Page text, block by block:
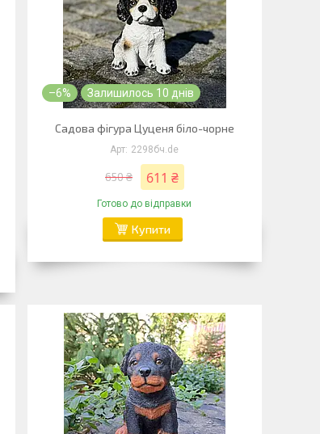
–6% Залишилось 10 днів
Садова фігура Цуценя біло-чорне
2298бч.de
650 ₴ 611 ₴
Готово до відправки
Купити